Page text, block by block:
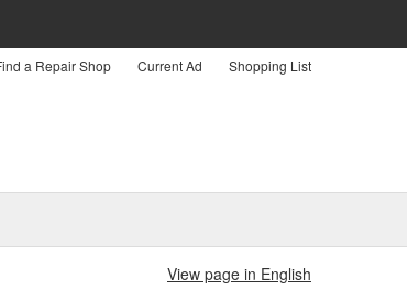
a Repair Shop Current Ad Shopping List
View page in English